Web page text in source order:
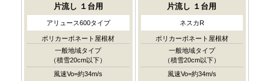
片流し １台用
アリュース600タイプ
ポリカーボネート屋根材
一般地域タイプ
（積雪20cm以下）
風速Vo=約34m/s
片流し １台用
ネスカR
ポリカーボネート屋根材
一般地域タイプ
（積雪20cm以下）
風速Vo=約34m/s